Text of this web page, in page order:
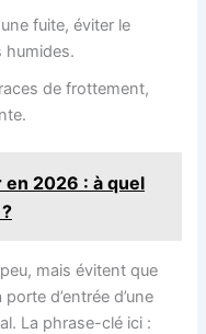
fuite, éviter le
humides.
de frottement,
2026 : à quel
mais évitent que
d’entrée d’une
La phrase-clé ici :